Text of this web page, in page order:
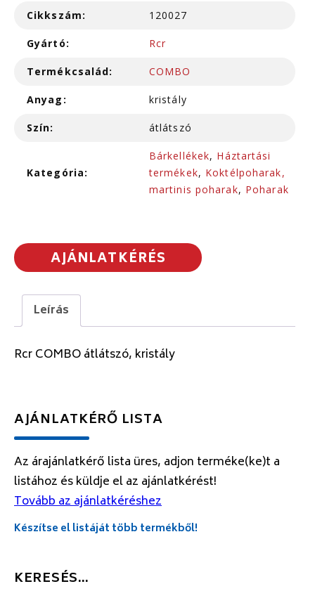
Cikkszám: 120027
Gyártó: Rcr
Termékcsalád: COMBO
Anyag: kristály
Szín: átlátszó
Kategória:
Bárkellékek, Háztartási
termékek, Koktélpoharak,
martinis poharak, Poharak
AJÁNLATKÉRÉS
Leírás
Rcr COMBO átlátszó, kristály
AJÁNLATKÉRŐ LISTA
Az árajánlatkérő lista üres, adjon terméke(ke)t a
listához és küldje el az ajánlatkérést!
Tovább az ajánlatkéréshez
Készítse el listáját több termékből!
KERESÉS…